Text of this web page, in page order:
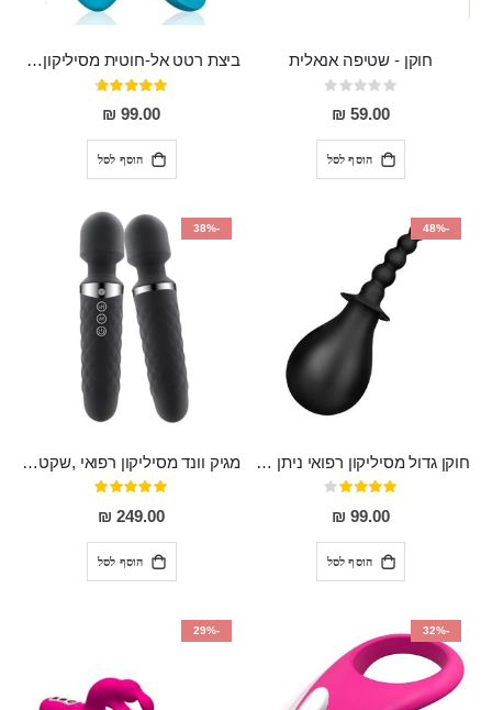
חוקן - שטיפה אנאלית
Rating:
0%
59.00 ₪
הוסף לסל
ביצת רטט אל-חוטית מסיליקון רפואי בגודל של 8 ס"מ ורוחב 3 ס"מ בעלת 20 מהירויות שונות "ENKI"
דירוג:
93%
99.00 ₪
הוסף לסל
-48%
חוקן גדול מסיליקון רפואי ניתן לשימוש גם כפלאג וגם כחרוזים אנאלים
דירוג:
80%
99.00 ₪
הוסף לסל
-38%
מגיק וונד מסיליקון רפואי ,שקט במיוחד, נטען בעל 10 מהירויות שונות "Erna"
דירוג:
100%
249.00 ₪
הוסף לסל
-32%
-29%